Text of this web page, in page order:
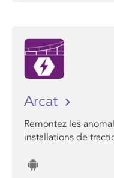
Arcat
Remontez les
installations de